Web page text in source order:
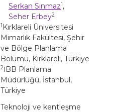
Serkan Sınmaz1,
Seher Erbey2
1 Kırklareli Üniversitesi
Mimarlık Fakültesi, Şehir
ve Bölge Planlama
Bölümü, Kırklareli, Türkiye
2İBB Planlama
Müdürlüğü, İstanbul,
Türkiye
Teknoloji ve kentleşme